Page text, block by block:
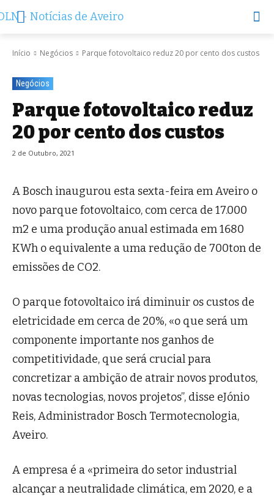
Início Negócios Parque fotovoltaico reduz 20 por cento dos custos
Negócios
Parque fotovoltaico reduz
20 por cento dos custos
2 de Outubro, 2021
A Bosch inaugurou esta sexta-feira em Aveiro o
novo parque fotovoltaico, com cerca de 17.000
m2 e uma produção anual estimada em 1680
KWh o equivalente a uma redução de 700ton de
emissões de CO2.
O parque fotovoltaico irá diminuir os custos de
eletricidade em cerca de 20%, «o que será um
componente importante nos ganhos de
competitividade, que será crucial para
concretizar a ambição de atrair novos produtos,
novas tecnologias, novos projetos”, disse eJónio
Reis, Administrador Bosch Termotecnologia,
Aveiro.
A empresa é a «primeira do setor industrial
alcançar a neutralidade climática, em 2020, e a